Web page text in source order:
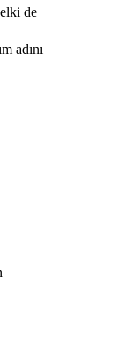
de
adını